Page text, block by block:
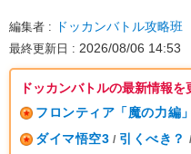
編集者 ドッカンバトル攻略班
最終更新日 2026/08/06 14:53
ドッカンバトルの最新情報を
フロンティア「魔の力編」
ダイマ悟空3 / 引くべき？ /